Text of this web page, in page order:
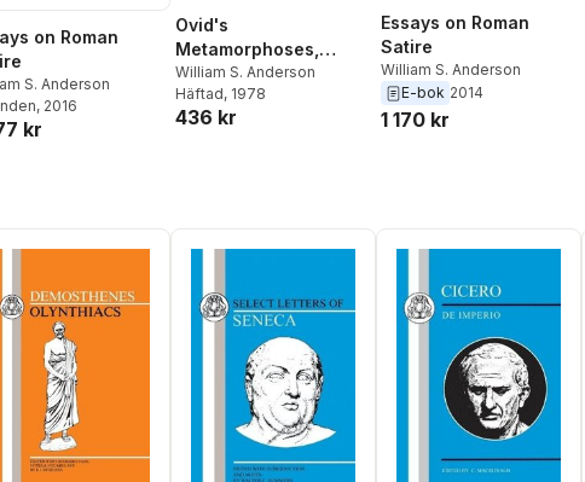
on Roman
S. Anderson
, 2016
kr
Ovid's
Metamorphoses,
Books 6-10
William S. Anderson
Häftad, 1978
436 kr
Essays on Roman
Satire
William S. Anderson
E-bok 2014
1 170 kr